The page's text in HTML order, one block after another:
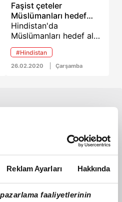
Reklam Ayarları Hakkında
faaliyetlerinin
Faşist çeteler
Müslümanları hedef
aldı!
Hindistan'da
Müslümanları hedef alan
saldırılar devam ediyor.
Yeni vatandaşlık
yasasını protesto eden
saldırıya uğradı. Faşist
#Hindistan
26.02.2020 Çarşamba